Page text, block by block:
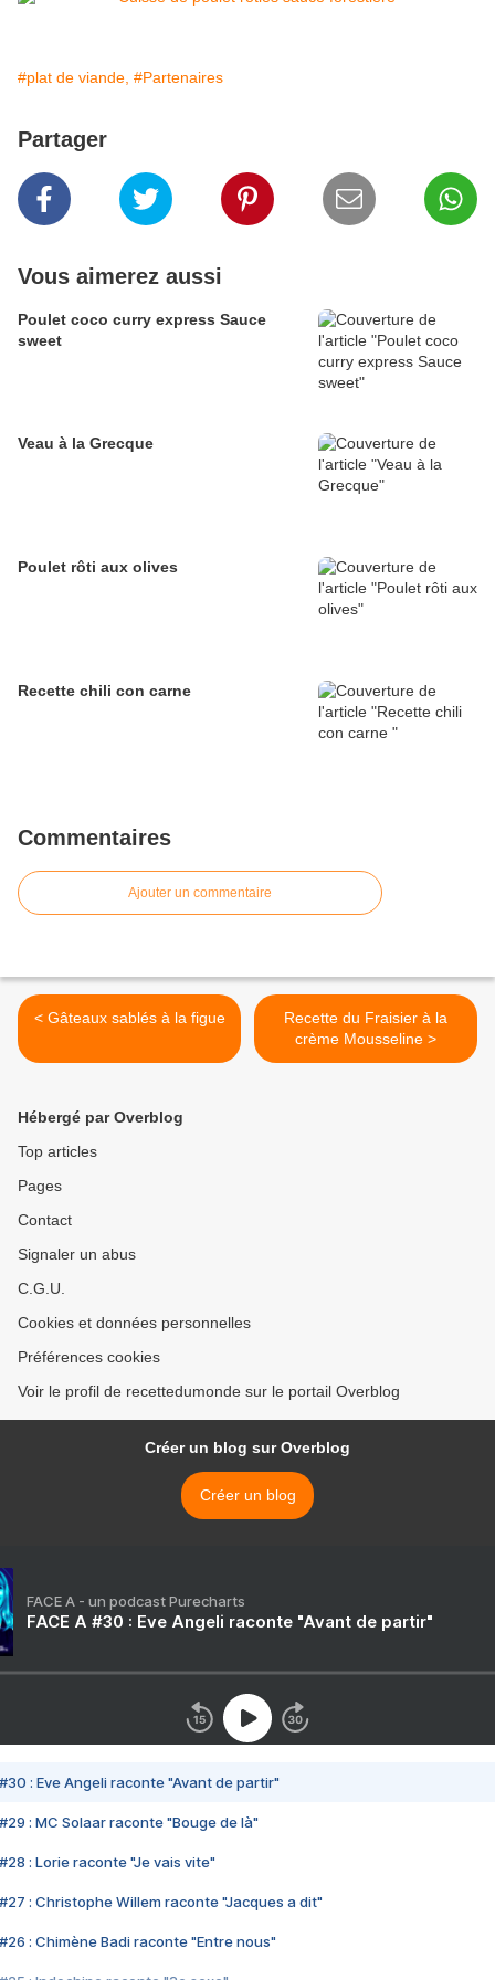
#plat de viande, #Partenaires
Partager
Vous aimerez aussi
Poulet coco curry express Sauce
sweet
Veau à la Grecque
Poulet rôti aux olives
Recette chili con carne
Commentaires
Ajouter un commentaire
< Gâteaux sablés à la figue
Recette du Fraisier à la
crème Mousseline >
Hébergé par Overblog
Top articles
Pages
Contact
Signaler un abus
C.G.U.
Cookies et données personnelles
Préférences cookies
Voir le profil de recettedumonde sur le portail Overblog
Créer un blog sur Overblog
Créer un blog
FACE A - un podcast Purecharts
FACE A #30 : Eve Angeli raconte "Avant de partir"
#30 : Eve Angeli raconte "Avant de partir"
#29 : MC Solaar raconte "Bouge de là"
#28 : Lorie raconte "Je vais vite"
#27 : Christophe Willem raconte "Jacques a dit"
#26 : Chimène Badi raconte "Entre nous"